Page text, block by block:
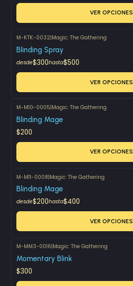
VER OPCIONES
M-KTK-0032|Magic: The Gathering
Blinding Spray
desde$300hasta$500
VER OPCIONES
M-M10-0005|Magic: The Gathering
Blinding Mage
$200
VER OPCIONES
M-M11-0008|Magic: The Gathering
Blinding Mage
desde$200hasta$400
VER OPCIONES
M-MM3-0016|Magic: The Gathering
Momentary Blink
$300